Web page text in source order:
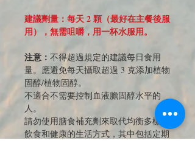
建議劑量：每天 2 顆（最好在主餐後服
用），無需咀嚼，用一杯水服用。
注意： 不得超過規定的建議每日食用
量。應避免每天攝取超過 3 克添加植物
固醇/植物固醇。
不適合不需要控制血液膽固醇水平的
人。
請勿使用膳食補充劑來取代均衡多樣的
飲食和健康的生活方式，其中包括定期